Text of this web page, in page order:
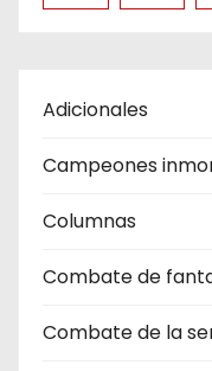
Adicionales
Campeones
Columnas
Combate de
Combate de la